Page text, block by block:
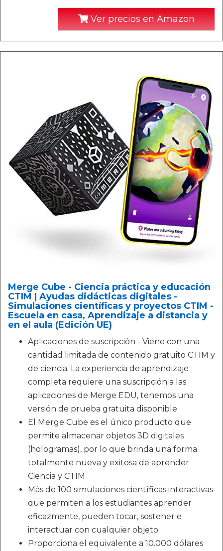
Ver precios en Amazon
Merge Cube - Ciencia práctica y educación
CTIM | Ayudas didácticas digitales -
Simulaciones científicas y proyectos CTIM -
Escuela en casa, Aprendizaje a distancia y
en el aula (Edición UE)
Aplicaciones de suscripción - Viene con una
cantidad limitada de contenido gratuito CTIM y
de ciencia. La experiencia de aprendizaje
completa requiere una suscripción a las
aplicaciones de Merge EDU, tenemos una
versión de prueba gratuita disponible
El Merge Cube es el único producto que
permite almacenar objetos 3D digitales
(hologramas), por lo que brinda una forma
totalmente nueva y exitosa de aprender
Ciencia y CTIM
Más de 100 simulaciones científicas interactivas
que permiten a los estudiantes aprender
eficazmente, pueden tocar, sostener e
interactuar con cualquier objeto
Proporciona el equivalente a 10.000 dólares